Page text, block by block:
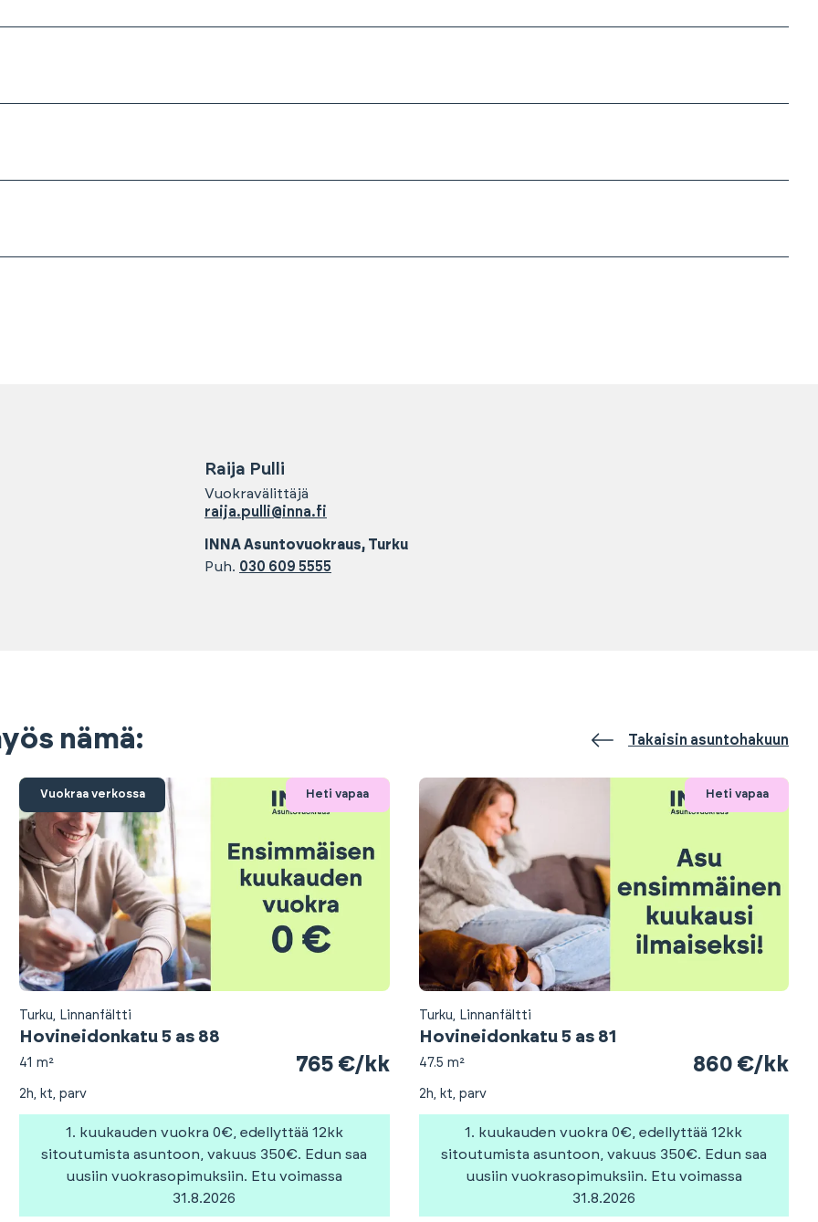
Raija Pulli
Vuokravälittäjä
raija.pulli@inna.fi
INNA Asuntovuokraus, Turku
Puh. 030 609 5555
nämä: Takaisin asuntohakuun
Vuokraa verkossa Heti vapaa
Turku, Linnanfältti
Hovineidonkatu 5 as 88
41 m² 765 €/kk
2h, kt, parv
1. kuukauden vuokra 0€, edellyttää 12kk
sitoutumista asuntoon, vakuus 350€. Edun saa
uusiin vuokrasopimuksiin. Etu voimassa
31.8.2026
Heti vapaa
Turku, Linnanfältti
Hovineidonkatu 5 as 81
47.5 m² 860 €/kk
2h, kt, parv
1. kuukauden vuokra 0€, edellyttää 12kk
sitoutumista asuntoon, vakuus 350€. Edun saa
uusiin vuokrasopimuksiin. Etu voimassa
31.8.2026